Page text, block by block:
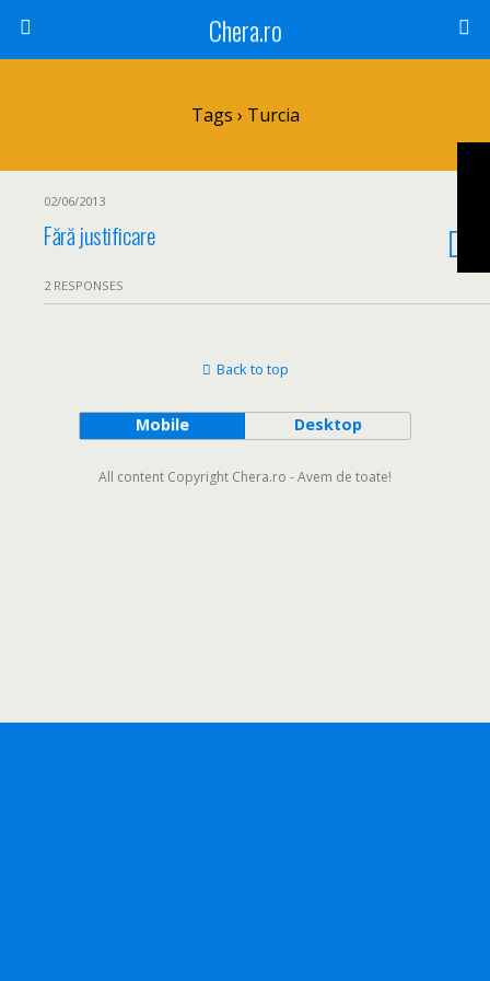
Chera.ro
Tags › Turcia
02/06/2013
Fără justificare
2 RESPONSES
Back to top
Mobile Desktop
All content Copyright Chera.ro - Avem de toate!